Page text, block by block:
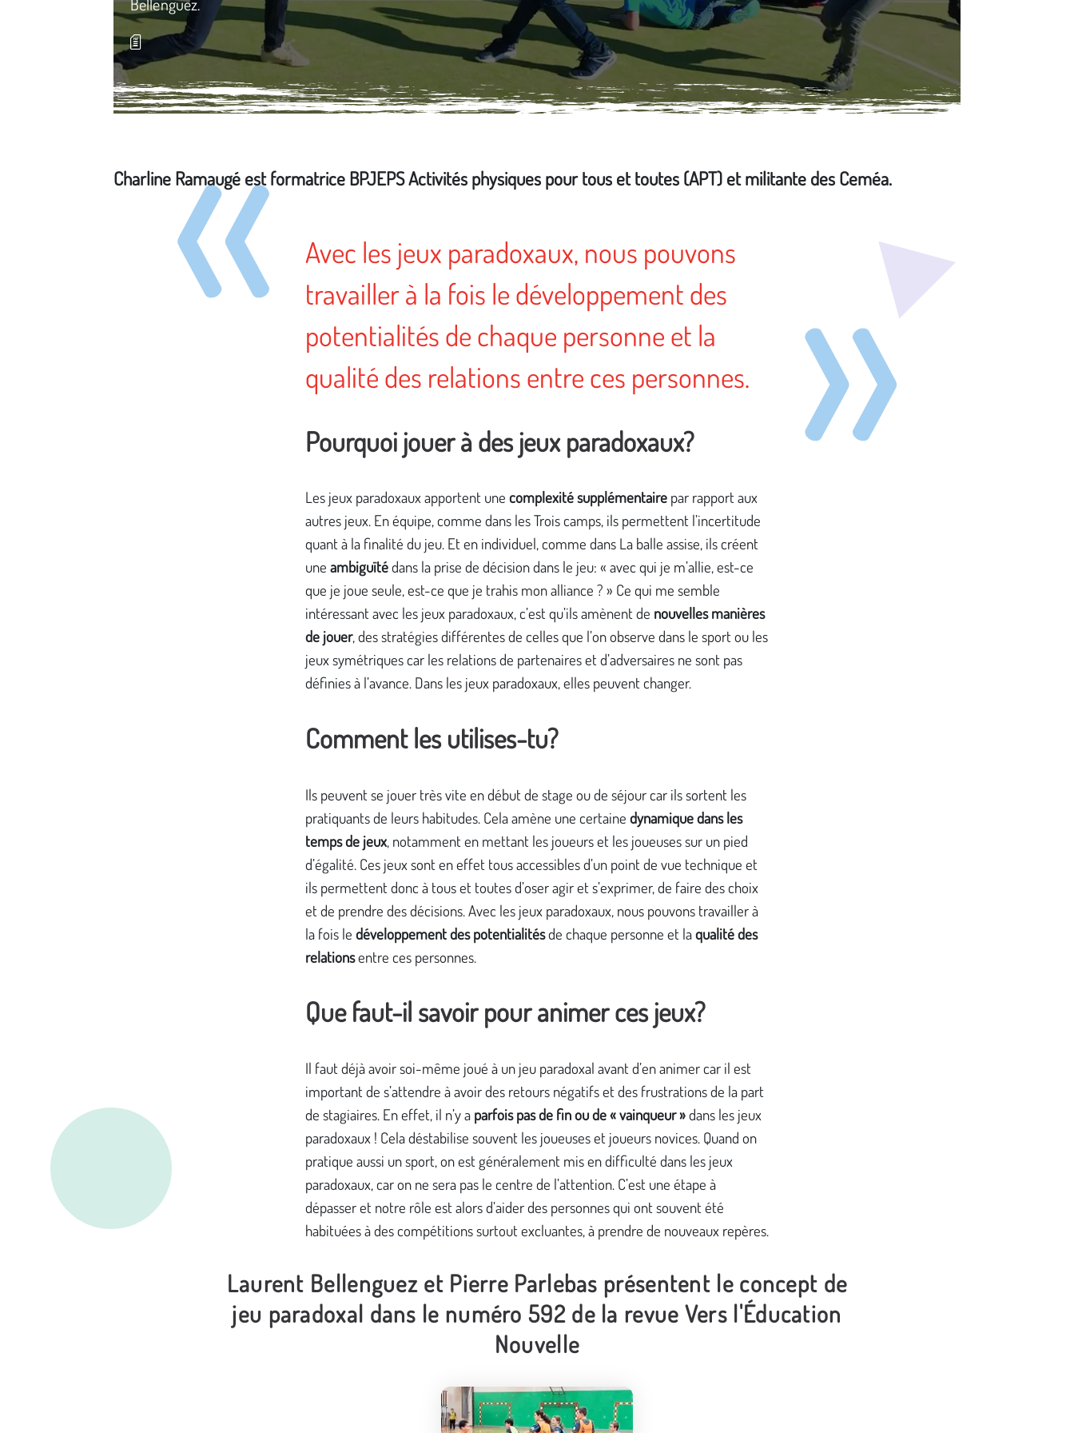
Charline Ramaugé est formatrice BPJEPS Activités physiques pour tous et toutes (APT) et militante des Ceméa.
Média secondaire
Avec les jeux paradoxaux, nous pouvons
travailler à la fois le développement des
potentialités de chaque personne et la
qualité des relations entre ces personnes.
Pourquoi jouer à des jeux paradoxaux?
Les jeux paradoxaux apportent une complexité supplémentaire par rapport aux
autres jeux. En équipe, comme dans les Trois camps, ils permettent l’incertitude
quant à la finalité du jeu. Et en individuel, comme dans La balle assise, ils créent
une ambiguïtédans la prise de décision dans le jeu: « avec qui je m’allie, est-ce
que je joue seule, est-ce que je trahis mon alliance ? » Ce qui me semble
intéressant avec les jeux paradoxaux, c’est qu’ils amènent de nouvelles manières
de jouer, des stratégies différentes de celles que l’on observe dans le sport ou les
jeux symétriques car les relations de partenaires et d’adversaires ne sont pas
définies à l’avance. Dans les jeux paradoxaux, elles peuvent changer.
Comment les utilises-tu?
Ils peuvent se jouer très vite en début de stage ou de séjour car ils sortent les
pratiquants de leurs habitudes. Cela amène une certaine dynamique dans les
temps de jeux, notamment en mettant les joueurs et les joueuses sur un pied
d’égalité. Ces jeux sont en effet tous accessibles d’un point de vue technique et
ils permettent donc à tous et toutes d’oser agir et s’exprimer, de faire des choix
et de prendre des décisions. Avec les jeux paradoxaux, nous pouvons travailler à
la fois le développement des potentialitésde chaque personne et laqualité des
relationsentre ces personnes.
Que faut-il savoir pour animer ces jeux?
Il faut déjà avoir soi-même joué à un jeu paradoxal avant d’en animer car il est
important de s’attendre à avoir des retours négatifs et des frustrations de la part
de stagiaires. En effet, il n’y a parfois pas de fin ou de « vainqueur »dans les jeux
paradoxaux ! Cela déstabilise souvent les joueuses et joueurs novices. Quand on
pratique aussi un sport, on est généralement mis en difficulté dans les jeux
paradoxaux, car on ne sera pas le centre de l’attention. C’est une étape à
dépasser et notre rôle est alors d’aider des personnes qui ont souvent été
habituées à des compétitions surtout excluantes, à prendre de nouveaux repères.
Laurent Bellenguez et Pierre Parlebas présentent le concept de
jeu paradoxal dans le numéro 592 de la revue Vers l'Éducation
Nouvelle